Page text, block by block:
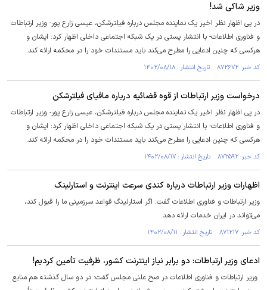
وزیر شاکی شد!
در پی اظهار نظر اخیر یک نماینده مجلس درباره فیلترشکن، عیسی زارع پور- وزیر ارتباطات
و فناوری اطلاعات- با انتشار پستی در یک شبکه اجتماعی داخلی اظهار کرد: ایشان و
هرکسی که چنین ادعایی را مطرح می‌کند باید مستندات خود را در محکمه ارائه کند.
کد خبر: ۸۷۲۶۷۲ تاریخ انتشار : ۱۴۰۲/۰۸/۱۸
درخواست وزیر ارتباطات از قوه قضائیه درباره مافیای فیلترشکن
در پی اظهار نظر اخیر یک نماینده مجلس درباره فیلترشکن، عیسی زارع پور- وزیر ارتباطات
و فناوری اطلاعات- با انتشار پستی در یک شبکه اجتماعی داخلی اظهار کرد: ایشان و
هرکسی که چنین ادعایی را مطرح می‌کند باید مستندات خود را در محکمه ارائه کند.
کد خبر: ۸۷۲۵۹۲ تاریخ انتشار : ۱۴۰۲/۰۸/۱۷
اظهارات وزیر ارتباطات درباره کندی سرعت اینترنت و استارلینک
وزیر ارتباطات و فناوری اطلاعات گفت: اگر استارلینگ قواعد سرزمینی ما را قبول کند،
می‌تواند در ایران خدمات ارائه دهد.
کد خبر: ۸۷۱۲۱۷ تاریخ انتشار : ۱۴۰۲/۰۸/۱۱
ادعای وزیر ارتباطات: دو برابر نیاز اینترنت کشور، ظرفیت تأمین کردیم!
وزیر ارتباطات و فناوری اطلاعات در صح علنی مجلس گفت: در دو سال گذشته هم منابع